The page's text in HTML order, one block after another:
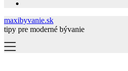
maxibyvanie.sk
tipy pre moderné bývanie